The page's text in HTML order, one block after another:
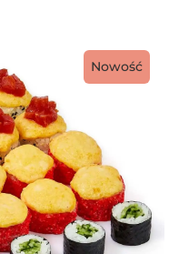
Nowość